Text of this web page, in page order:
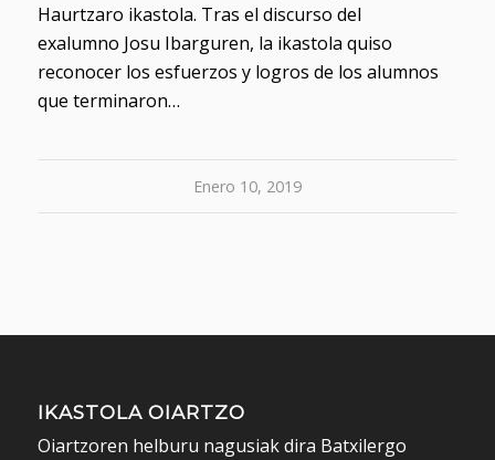
Haurtzaro ikastola. Tras el discurso del
exalumno Josu Ibarguren, la ikastola quiso
reconocer los esfuerzos y logros de los alumnos
que terminaron…
Enero 10, 2019
IKASTOLA OIARTZO
Oiartzoren helburu nagusiak dira Batxilergo